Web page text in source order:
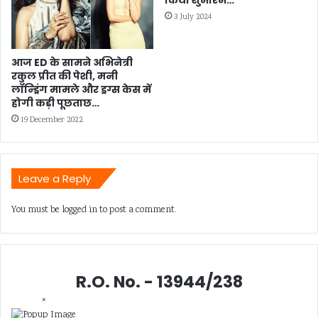
आज ED के सामने अभिनेत्री
रकुल प्रीत की पेशी, मनी
लॉन्ड्रिंग मामले और ड्रग्स केस में
होगी कड़ी पूछताछ…
19 December 2022
3 July 2024
Leave a Reply
You must be logged into post a comment.
R.O. No. - 13944/238
×